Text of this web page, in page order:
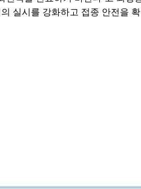
실시를 강화하고 접종 안전을